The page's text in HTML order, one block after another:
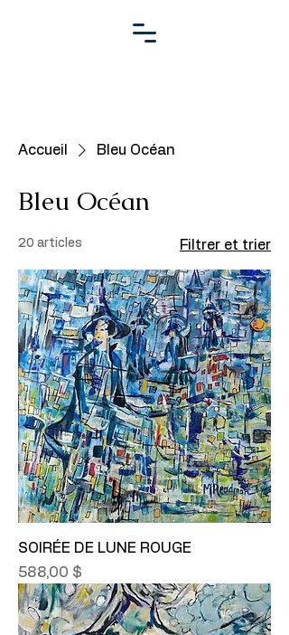
Accueil Bleu Océan
Bleu Océan
20 articles Filtrer et trier
SOIRÉE DE LUNE ROUGE
Prix
588,00 $